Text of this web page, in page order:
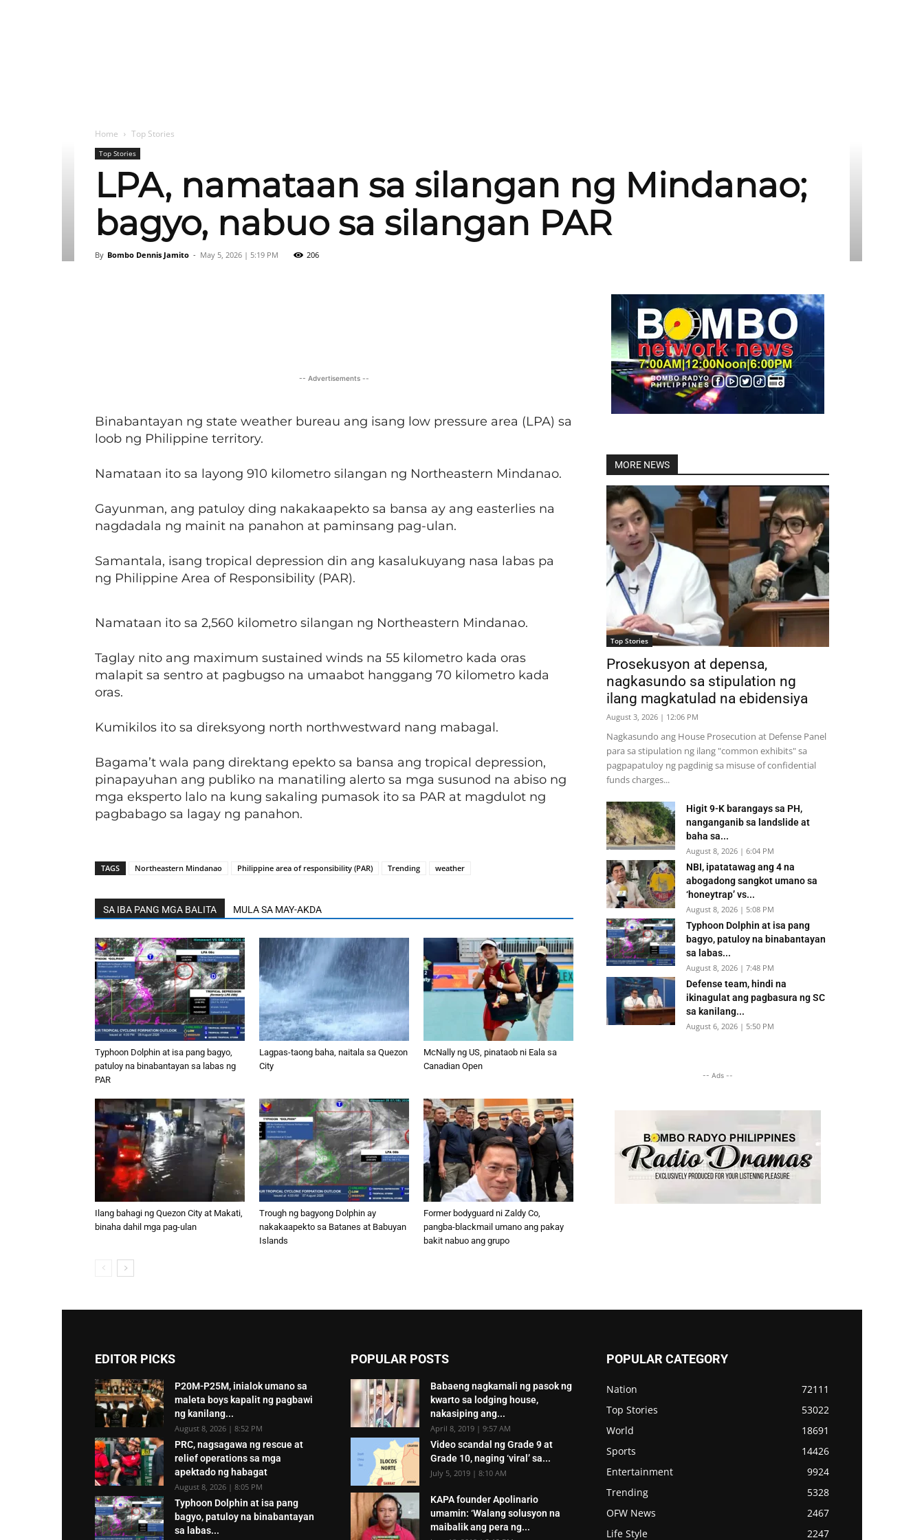
Home Top Stories
Top Stories
LPA, namataan sa silangan ng Mindanao;
bagyo, nabuo sa silangan PAR
By Bombo Dennis Jamito - May 5, 2026 | 5:19 PM 206
Linkedin
-- Advertisements --
Binabantayan ng state weather bureau ang isang low pressure area (LPA) sa
loob ng Philippine territory.
Namataan ito sa layong 910 kilometro silangan ng Northeastern Mindanao.
Gayunman, ang patuloy ding nakakaapekto sa bansa ay ang easterlies na
nagdadala ng mainit na panahon at paminsang pag-ulan.
Samantala, isang tropical depression din ang kasalukuyang nasa labas pa
ng Philippine Area of Responsibility (PAR).
Namataan ito sa 2,560 kilometro silangan ng Northeastern Mindanao.
Taglay nito ang maximum sustained winds na 55 kilometro kada oras
malapit sa sentro at pagbugso na umaabot hanggang 70 kilometro kada
oras.
Kumikilos ito sa direksyong north northwestward nang mabagal.
Bagama’t wala pang direktang epekto sa bansa ang tropical depression,
pinapayuhan ang publiko na manatiling alerto sa mga susunod na abiso ng
mga eksperto lalo na kung sakaling pumasok ito sa PAR at magdulot ng
pagbabago sa lagay ng panahon.
TAGS Northeastern Mindanao Philippine area of responsibility (PAR) Trending weather
SA IBA PANG MGA BALITA MULA SA MAY-AKDA
Typhoon Dolphin at isa pang bagyo,
patuloy na binabantayan sa labas ng
PAR
Lagpas-taong baha, naitala sa Quezon
City
McNally ng US, pinataob ni Eala sa
Canadian Open
Ilang bahagi ng Quezon City at Makati,
binaha dahil mga pag-ulan
Trough ng bagyong Dolphin ay
nakakaapekto sa Batanes at Babuyan
Islands
Former bodyguard ni Zaldy Co,
pangba-blackmail umano ang pakay
bakit nabuo ang grupo
MORE NEWS
Top Stories
Prosekusyon at depensa,
nagkasundo sa stipulation ng
ilang magkatulad na ebidensiya
August 3, 2026 | 12:06 PM
Nagkasundo ang House Prosecution at Defense Panel
para sa stipulation ng ilang "common exhibits" sa
pagpapatuloy ng pagdinig sa misuse of confidential
funds charges...
Higit 9-K barangays sa PH,
nanganganib sa landslide at
baha sa...
August 8, 2026 | 6:04 PM
NBI, ipatatawag ang 4 na
abogadong sangkot umano sa
‘honeytrap’ vs...
August 8, 2026 | 5:08 PM
Typhoon Dolphin at isa pang
bagyo, patuloy na binabantayan
sa labas...
August 8, 2026 | 7:48 PM
Defense team, hindi na
ikinagulat ang pagbasura ng SC
sa kanilang...
August 6, 2026 | 5:50 PM
-- Ads --
EDITOR PICKS
P20M-P25M, inialok umano sa
maleta boys kapalit ng pagbawi
ng kanilang...
August 8, 2026 | 8:52 PM
PRC, nagsagawa ng rescue at
relief operations sa mga
apektado ng habagat
August 8, 2026 | 8:05 PM
Typhoon Dolphin at isa pang
bagyo, patuloy na binabantayan
sa labas...
POPULAR POSTS
Babaeng nagkamali ng pasok ng
kwarto sa lodging house,
nakasiping ang...
April 8, 2019 | 9:57 AM
Video scandal ng Grade 9 at
Grade 10, naging ‘viral’ sa...
July 5, 2019 | 8:10 AM
KAPA founder Apolinario
umamin: ‘Walang solusyon na
maibalik ang pera ng...
POPULAR CATEGORY
Nation
72111
Top Stories
53022
World
18691
Sports
14426
Entertainment
9924
Trending
5328
OFW News
2467
Life Style
2247